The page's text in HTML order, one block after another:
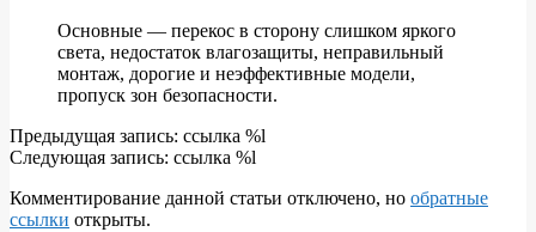
Основные — перекос в сторону слишком яркого
света, недостаток влагозащиты, неправильный
монтаж, дорогие и неэффективные модели,
пропуск зон безопасности.
2026-
05-
Предыдущая запись: ссылка %l
Следующая запись: ссылка %l
Комментирование данной статьи отключено, но обратные
ссылки открыты.